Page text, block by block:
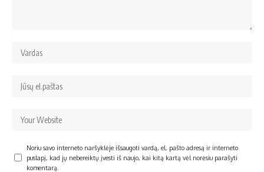
Noriu savo interneto naršyklėje išsaugoti vardą, el. pašto adresą ir interneto
puslapį, kad jų nebereiktų įvesti iš naujo, kai kitą kartą vėl norėsiu parašyti
komentarą.